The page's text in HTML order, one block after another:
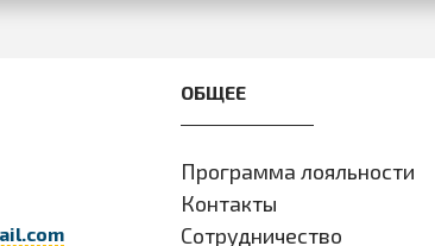
ОБЩЕЕ
Программа лояльности
Контакты
Сотрудничество